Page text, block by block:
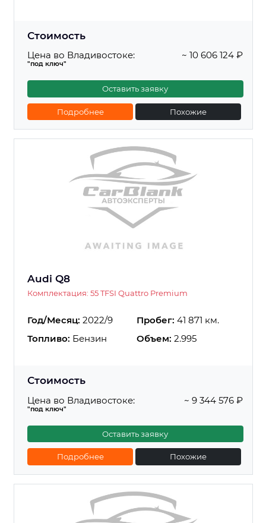
Стоимость
Цена во Владивостоке:
"под ключ"
~ 10 606 124 ₽
Оставить заявку
Подробнее Похожие
Audi Q8
Комплектация: 55 TFSI Quattro Premium
Год/Месяц: 2022/9 Пробег: 41 871 км.
Топливо: Бензин Объем: 2.995
Стоимость
Цена во Владивостоке:
"под ключ"
~ 9 344 576 ₽
Оставить заявку
Подробнее Похожие